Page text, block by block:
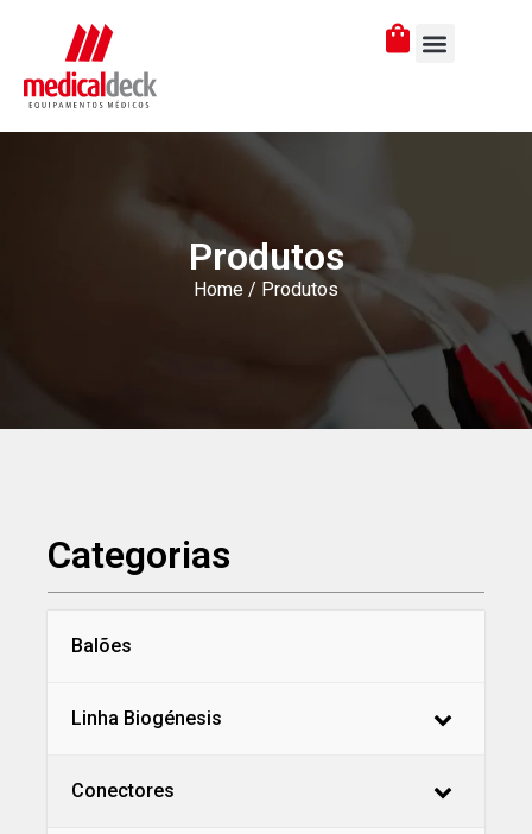
Produtos
Home / Produtos
Categorias
Balões
Linha Biogénesis
Conectores